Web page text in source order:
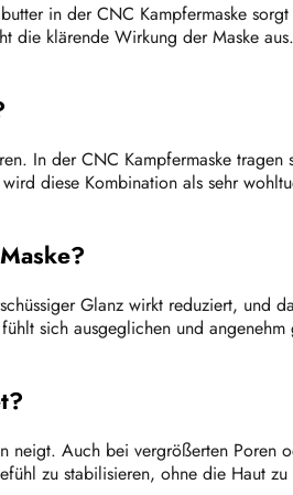
in der CNC Kampfermaske
die klärende Wirkung der Maske
In der CNC Kampfermaske
diese Kombination als sehr
Glanz wirkt reduziert, und
sich ausgeglichen und
neigt. Auch bei vergrößerten Poren
zu stabilisieren, ohne die Haut